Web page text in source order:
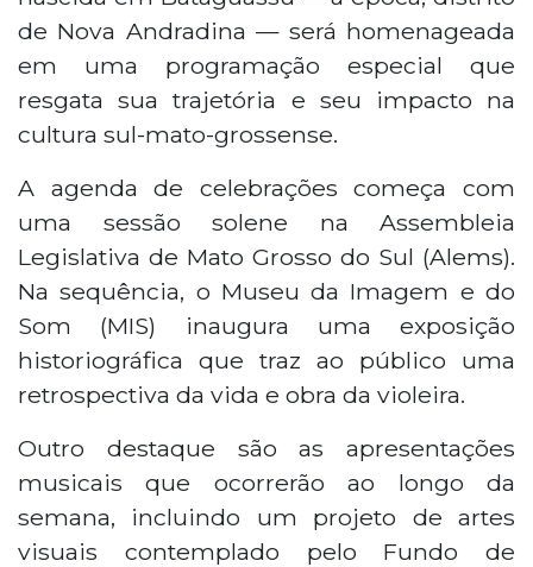
de Nova Andradina — será homenageada
em uma programação especial que
resgata sua trajetória e seu impacto na
cultura sul-mato-grossense.
A agenda de celebrações começa com
uma sessão solene na Assembleia
Legislativa de Mato Grosso do Sul (Alems).
Na sequência, o Museu da Imagem e do
Som (MIS) inaugura uma exposição
historiográfica que traz ao público uma
retrospectiva da vida e obra da violeira.
Outro destaque são as apresentações
musicais que ocorrerão ao longo da
semana, incluindo um projeto de artes
visuais contemplado pelo Fundo de